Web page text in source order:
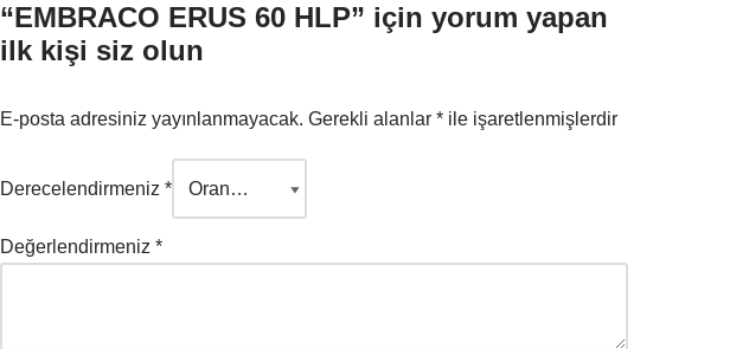
“EMBRACO ERUS 60 HLP” için yorum yapan
ilk kişi siz olun
E-posta adresiniz yayınlanmayacak. Gerekli alanlar * ile işaretlenmişlerdir
Derecelendirmeniz *
Değerlendirmeniz *